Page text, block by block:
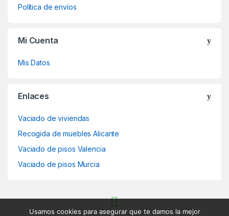
Política de envíos
Mi Cuenta
Mis Datos
Enlaces
Vaciado de viviendas
Recogida de muebles Alicante
Vaciado de pisos Valencia
Vaciado de pisos Murcia
Usamos cookies para asegurar que te damos la mejor